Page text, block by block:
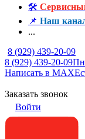
🛠️
📌 Наш
...
8 (929) 439-20-09
8 (929) 439-20-09
Написать в MAX
Заказать звонок
Войти